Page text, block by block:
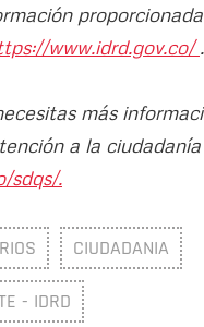
www.idrd.gov.co/
más
a la
sdqs/.
CIUDADANIA
- IDRD